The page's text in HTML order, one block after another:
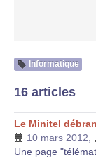
Informatique
16 articles
Le Minitel
10 mars 2012
Une page